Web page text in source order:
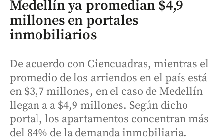
Medellín ya promedian $4,9
millones en portales
inmobiliarios
De acuerdo con Ciencuadras, mientras el
promedio de los arriendos en el país está
en $3,7 millones, en el caso de Medellín
llegan a a $4,9 millones. Según dicho
portal, los apartamentos concentran más
del 84% de la demanda inmobiliaria.